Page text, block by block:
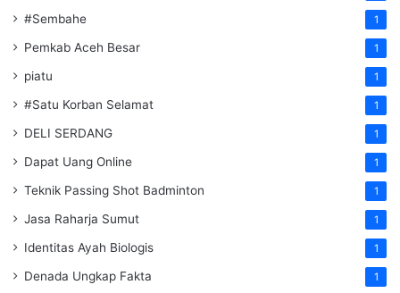
#Sembahe 1
Pemkab Aceh Besar 1
piatu 1
#Satu Korban Selamat 1
DELI SERDANG 1
Dapat Uang Online 1
Teknik Passing Shot Badminton 1
Jasa Raharja Sumut 1
Identitas Ayah Biologis 1
Denada Ungkap Fakta 1